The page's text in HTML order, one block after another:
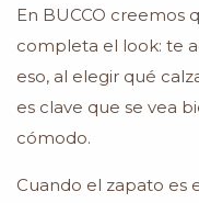
En BUCCO creemos
completa el look: te
eso, al elegir qué
es clave que se vea
cómodo.
Cuando el zapato es